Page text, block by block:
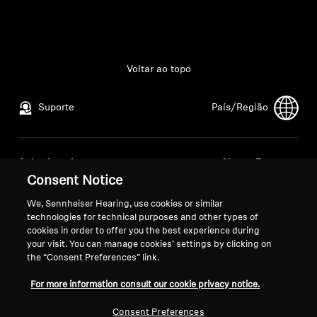
Espaço Sonoro
Suporte
Suporte
Voltar ao topo
País/Região
Política de Privacidade Global
Termos e Condições Gerais de
Vendas Online a Consumidores
Política de Divulgação
Coordenada de Vulnerabilidades
Carreira na Sonova
Contatos para a
imprensa
Sala de imprensa
Consent Notice
We, Sennheiser Hearing, use cookies or similar
technologies for technical purposes and other types of
cookies in order to offer you the best experience during
your visit. You can manage cookies’ settings by clicking on
the “Consent Preferences” link.
For more information consult our cookie privacy notice.
Consent Preferences